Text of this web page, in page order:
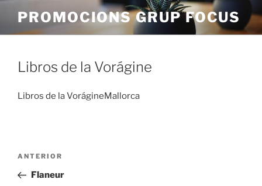
contingut
PROMOCIONS GRUP FOCUS
Libros de la Vorágine
Libros de la VorágineMallorca
Navegació
Entrada
anterior
ANTERIOR
Flaneur